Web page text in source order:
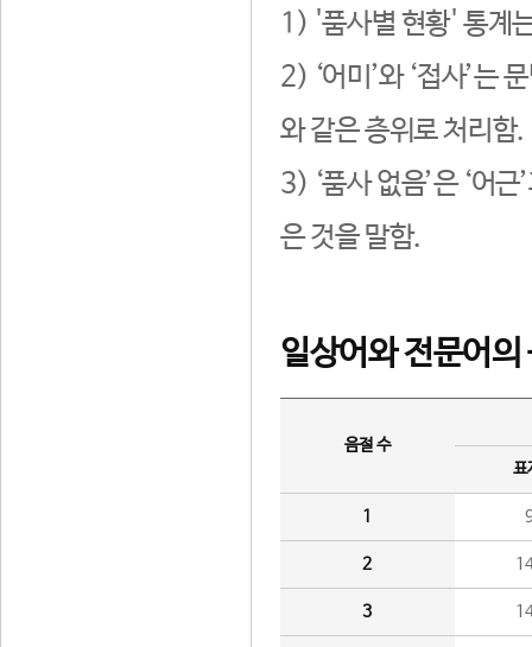
1) '품사별 현황' 통계
2) ‘어미’와 ‘접사’는
와 같은 층위로 처리함.
3) ‘품사 없음’은 ‘어
은 것을 말함.
일상어와 전문어의
음절 수
표
1
2
3